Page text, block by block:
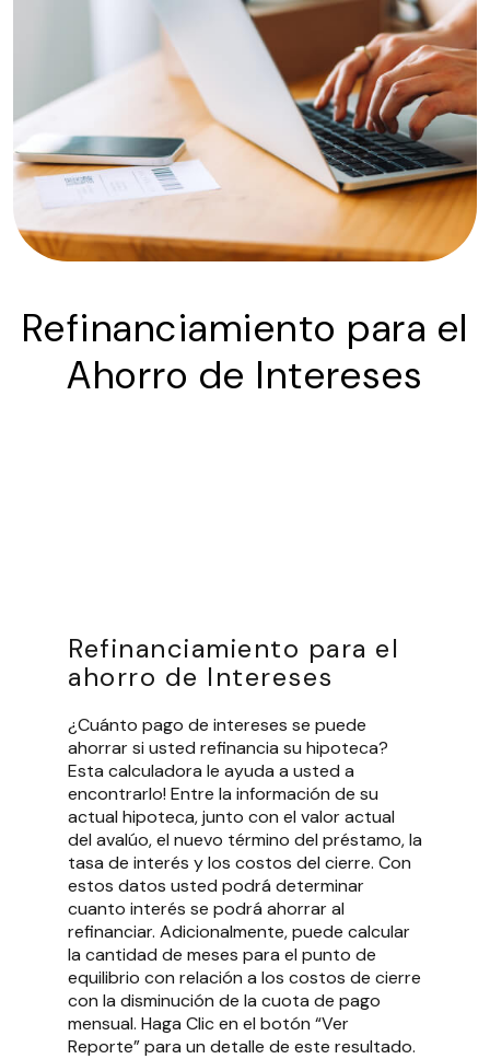
Refinanciamiento para el
Ahorro de Intereses
Refinanciamiento para el
ahorro de Intereses
¿Cuánto pago de intereses se puede
ahorrar si usted refinancia su hipoteca?
Esta calculadora le ayuda a usted a
encontrarlo! Entre la información de su
actual hipoteca, junto con el valor actual
del avalúo, el nuevo término del préstamo, la
tasa de interés y los costos del cierre. Con
estos datos usted podrá determinar
cuanto interés se podrá ahorrar al
refinanciar. Adicionalmente, puede calcular
la cantidad de meses para el punto de
equilibrio con relación a los costos de cierre
con la disminución de la cuota de pago
mensual. Haga Clic en el botón “Ver
Reporte” para un detalle de este resultado.